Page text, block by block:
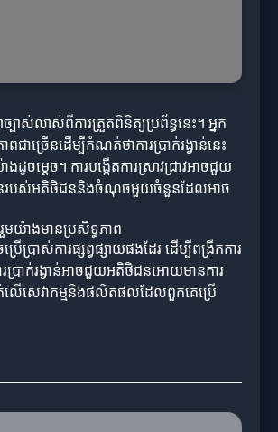
បាស់លាស់ពីការត្រួតពិនិត្យប្រព័ន្ធនេះ។ អ្នក
ពជាច្រើនដើម្បីកំណត់ថាការប្រាក់រង្វាន់នេះ
ដូចម្តេច។ ការបង្កើតការស្រាវជ្រាវអាចជួយ
របស់អតិថិជននិងចំណុចមួយចំនួនដែលអាច
មយ៉ាងមានប្រសិទ្ធភាព
ើប្រាស់ការផ្សព្វផ្សាយផងដែរ ដើម្បីពង្រីកការ
ប្រាក់រង្វាន់អាចជួយអតិថិជនអោយមានការ
ើសេវាកម្មនិងផលិតផលដែលពួកគេប្រើ